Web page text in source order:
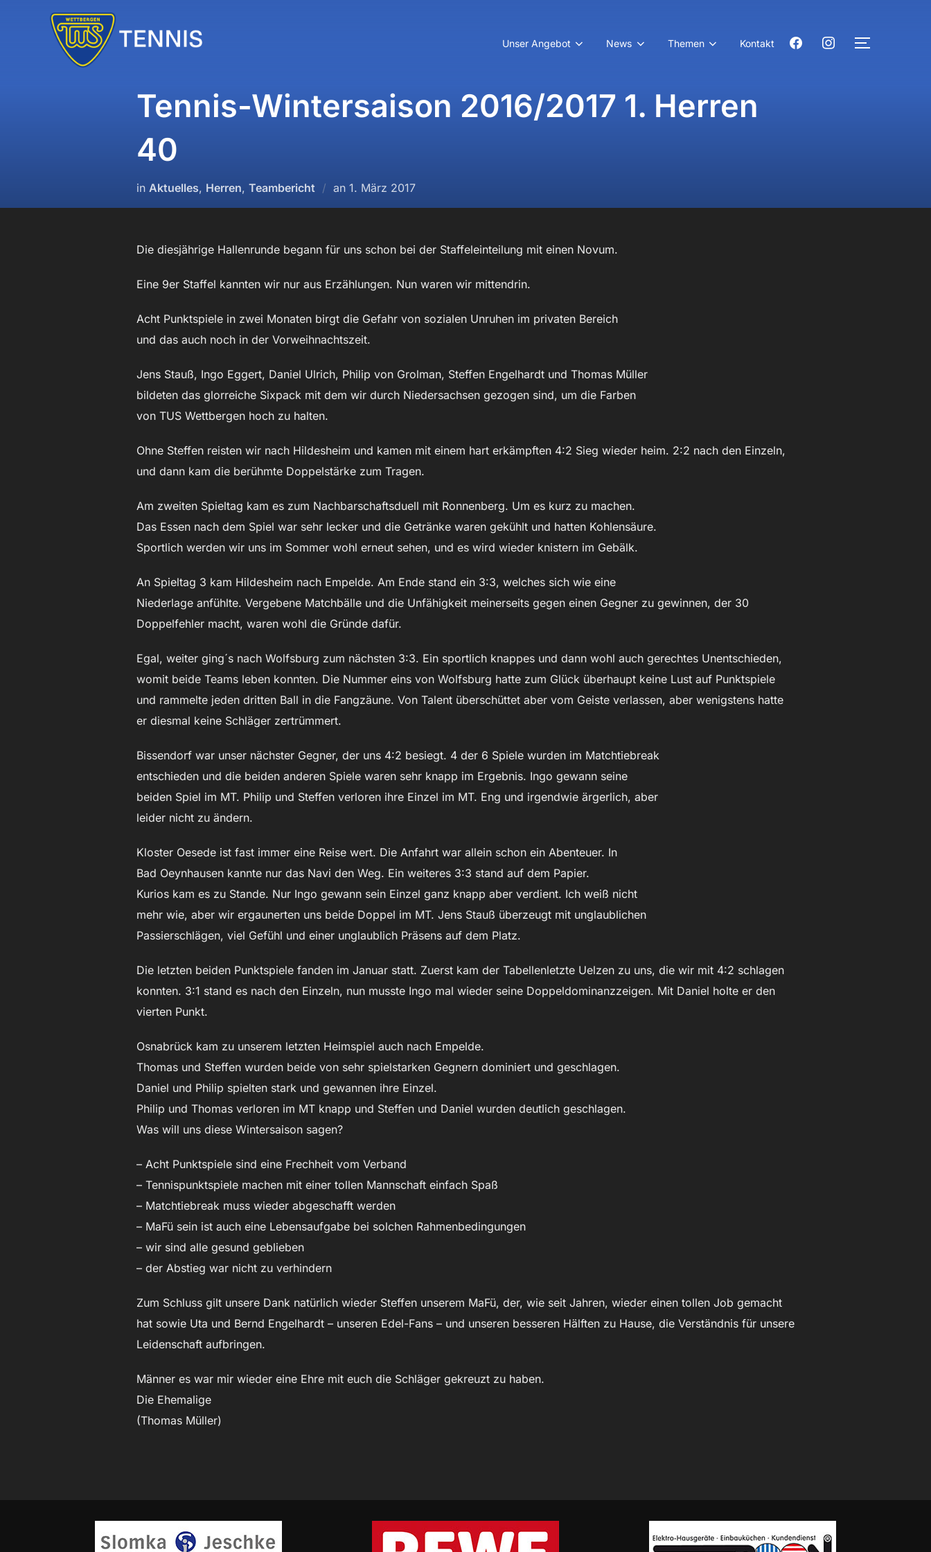
Unser Angebot News Themen Kontakt facebookinstagram
Tennis-Wintersaison 2016/2017 1. Herren
40
in Aktuelles, Herren, Teambericht an Veröffentlicht
am
1. März 2017
Die diesjährige Hallenrunde begann für uns schon bei der Staffeleinteilung mit einen Novum.
Eine 9er Staffel kannten wir nur aus Erzählungen. Nun waren wir mittendrin.
Acht Punktspiele in zwei Monaten birgt die Gefahr von sozialen Unruhen im privaten Bereich
und das auch noch in der Vorweihnachtszeit.
Jens Stauß, Ingo Eggert, Daniel Ulrich, Philip von Grolman, Steffen Engelhardt und Thomas Müller
bildeten das glorreiche Sixpack mit dem wir durch Niedersachsen gezogen sind, um die Farben
von TUS Wettbergen hoch zu halten.
Ohne Steffen reisten wir nach Hildesheim und kamen mit einem hart erkämpften 4:2 Sieg wieder heim. 2:2 nach den Einzeln,
und dann kam die berühmte Doppelstärke zum Tragen.
Am zweiten Spieltag kam es zum Nachbarschaftsduell mit Ronnenberg. Um es kurz zu machen.
Das Essen nach dem Spiel war sehr lecker und die Getränke waren gekühlt und hatten Kohlensäure.
Sportlich werden wir uns im Sommer wohl erneut sehen, und es wird wieder knistern im Gebälk.
An Spieltag 3 kam Hildesheim nach Empelde. Am Ende stand ein 3:3, welches sich wie eine
Niederlage anfühlte. Vergebene Matchbälle und die Unfähigkeit meinerseits gegen einen Gegner zu gewinnen, der 30
Doppelfehler macht, waren wohl die Gründe dafür.
Egal, weiter ging´s nach Wolfsburg zum nächsten 3:3. Ein sportlich knappes und dann wohl auch gerechtes Unentschieden,
womit beide Teams leben konnten. Die Nummer eins von Wolfsburg hatte zum Glück überhaupt keine Lust auf Punktspiele
und rammelte jeden dritten Ball in die Fangzäune. Von Talent überschüttet aber vom Geiste verlassen, aber wenigstens hatte
er diesmal keine Schläger zertrümmert.
Bissendorf war unser nächster Gegner, der uns 4:2 besiegt. 4 der 6 Spiele wurden im Matchtiebreak
entschieden und die beiden anderen Spiele waren sehr knapp im Ergebnis. Ingo gewann seine
beiden Spiel im MT. Philip und Steffen verloren ihre Einzel im MT. Eng und irgendwie ärgerlich, aber
leider nicht zu ändern.
Kloster Oesede ist fast immer eine Reise wert. Die Anfahrt war allein schon ein Abenteuer. In
Bad Oeynhausen kannte nur das Navi den Weg. Ein weiteres 3:3 stand auf dem Papier.
Kurios kam es zu Stande. Nur Ingo gewann sein Einzel ganz knapp aber verdient. Ich weiß nicht
mehr wie, aber wir ergaunerten uns beide Doppel im MT. Jens Stauß überzeugt mit unglaublichen
Passierschlägen, viel Gefühl und einer unglaublich Präsens auf dem Platz.
Die letzten beiden Punktspiele fanden im Januar statt. Zuerst kam der Tabellenletzte Uelzen zu uns, die wir mit 4:2 schlagen
konnten. 3:1 stand es nach den Einzeln, nun musste Ingo mal wieder seine Doppeldominanzzeigen. Mit Daniel holte er den
vierten Punkt.
Osnabrück kam zu unserem letzten Heimspiel auch nach Empelde.
Thomas und Steffen wurden beide von sehr spielstarken Gegnern dominiert und geschlagen.
Daniel und Philip spielten stark und gewannen ihre Einzel.
Philip und Thomas verloren im MT knapp und Steffen und Daniel wurden deutlich geschlagen.
Was will uns diese Wintersaison sagen?
– Acht Punktspiele sind eine Frechheit vom Verband
– Tennispunktspiele machen mit einer tollen Mannschaft einfach Spaß
– Matchtiebreak muss wieder abgeschafft werden
– MaFü sein ist auch eine Lebensaufgabe bei solchen Rahmenbedingungen
– wir sind alle gesund geblieben
– der Abstieg war nicht zu verhindern
Zum Schluss gilt unsere Dank natürlich wieder Steffen unserem MaFü, der, wie seit Jahren, wieder einen tollen Job gemacht
hat sowie Uta und Bernd Engelhardt – unseren Edel-Fans – und unseren besseren Hälften zu Hause, die Verständnis für unsere
Leidenschaft aufbringen.
Männer es war mir wieder eine Ehre mit euch die Schläger gekreuzt zu haben.
Die Ehemalige
(Thomas Müller)